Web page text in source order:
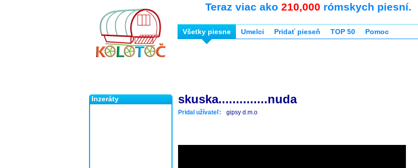
Inzeráty
Teraz viac ako 210,000 rómskych piesní.
Všetky piesne Umelci Pridať pieseň TOP 50 Pomoc
skuska..............nuda
Pridal užívateľ: gipsy d.m.o